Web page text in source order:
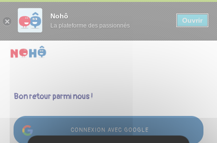
Nohô
La plateforme des passionnés
Ouvrir
Bon retour parmi nous !
CONNEXION AVEC GOOGLE
Panneau de gestion des cookies